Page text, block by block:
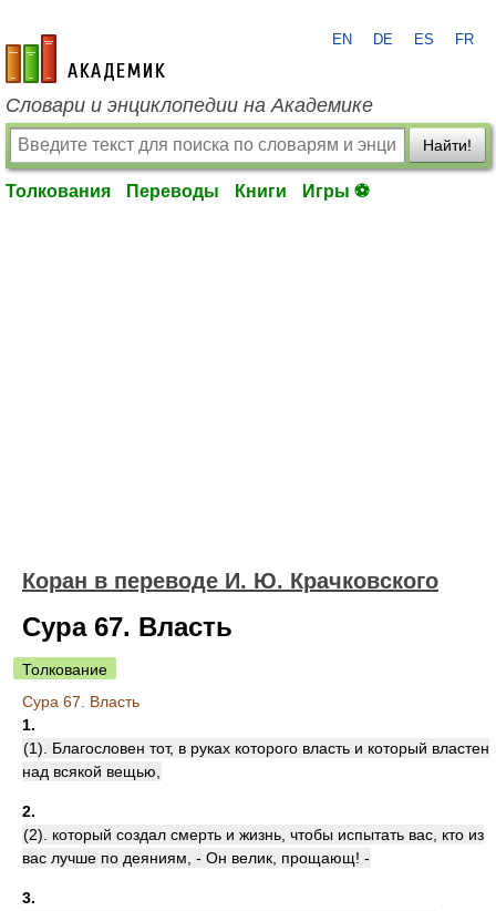
academic.ru
EN DE ES FR
Словари и энциклопедии на Академике
Найти!
Толкования Переводы Книги Игры ⚽
Коран в переводе И. Ю. Крачковского
Сура 67. Власть
Толкование
Сура 67. Власть
1.
(1). Благословен тот, в руках которого власть и который властен
над всякой вещью,
2.
(2). который создал смерть и жизнь, чтобы испытать вас, кто из
вас лучше по деяниям, - Он велик, прощающ! -
3.